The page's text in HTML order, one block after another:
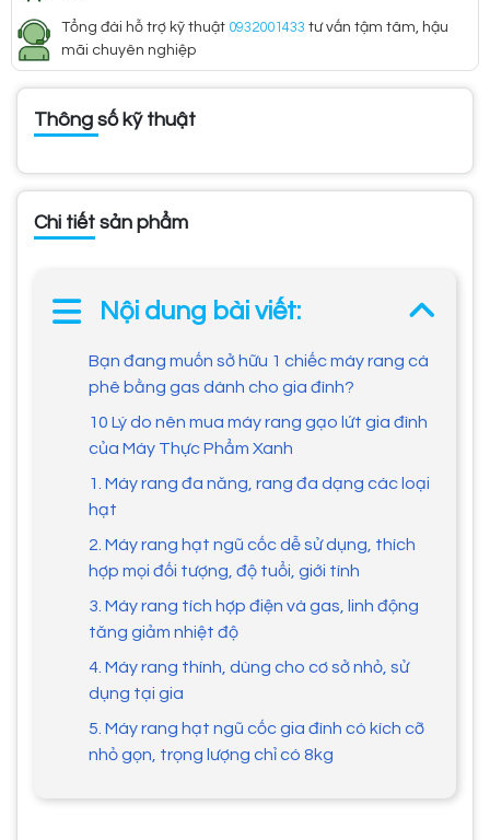
Tổng đài hỗ trợ kỹ thuật 0932001433 tư vấn tậm tâm, hậu
mãi chuyên nghiệp
Thông số kỹ thuật
Chi tiết sản phẩm
Nội dung bài viết:
Bạn đang muốn sở hữu 1 chiếc máy rang cà
phê bằng gas dành cho gia đình?
10 Lý do nên mua máy rang gạo lứt gia đình
của Máy Thực Phẩm Xanh
​1. Máy rang đa năng, rang đa dạng các loại
hạt
2. Máy rang hạt ngũ cốc dễ sử dụng, thích
hợp mọi đối tượng, độ tuổi, giới tính
3. Máy rang tích hợp điện và gas, linh động
tăng giảm nhiệt độ
4. Máy rang thính, dùng cho cơ sở nhỏ, sử
dụng tại gia
5. Máy rang hạt ngũ cốc gia đình có kích cỡ
nhỏ gọn, trọng lượng chỉ có 8kg